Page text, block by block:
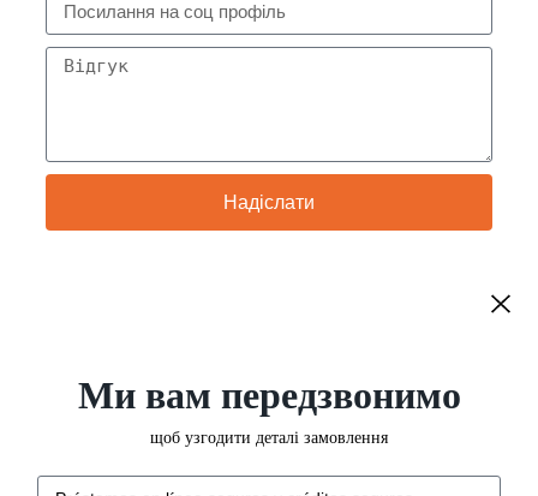
Надіслати
Ми вам передзвонимо
щоб узгодити деталі замовлення